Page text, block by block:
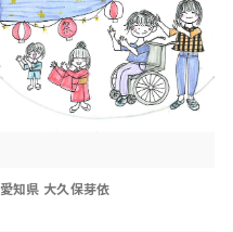
愛知県 大久保芽依